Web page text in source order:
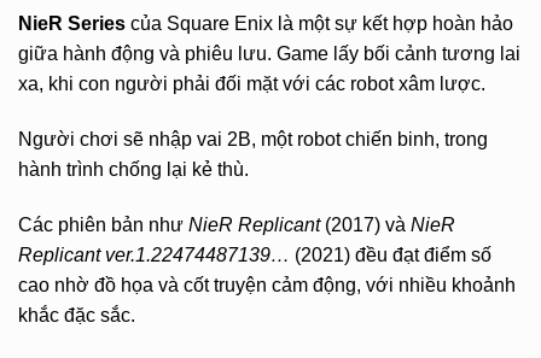
NieR Series của Square Enix là một sự kết hợp hoàn hảo
giữa hành động và phiêu lưu. Game lấy bối cảnh tương lai
xa, khi con người phải đối mặt với các robot xâm lược.
Người chơi sẽ nhập vai 2B, một robot chiến binh, trong
hành trình chống lại kẻ thù.
Các phiên bản như NieR Replicant(2017) và NieR
Replicant ver.1.22474487139… (2021) đều đạt điểm số
cao nhờ đồ họa và cốt truyện cảm động, với nhiều khoảnh
khắc đặc sắc.